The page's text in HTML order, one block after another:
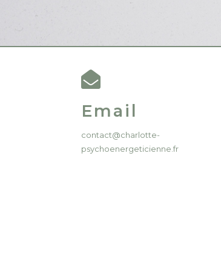

Email
contact@charlotte-
psychoenergeticienne.fr